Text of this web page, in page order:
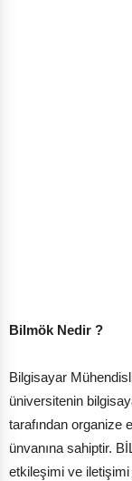
Bilmök Nedir ?
Bilgisayar
üniversitenin
tarafından organize
ünvanına sahiptir.
etkileşimi ve iletişimi